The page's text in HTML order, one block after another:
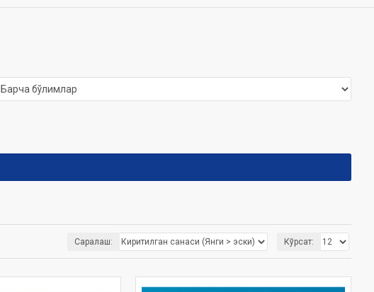
Саралаш: Кўрсат: